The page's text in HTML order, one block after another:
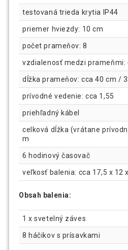
testovaná trieda krytia IP44
priemer hviezdy: 10 cm
počet prameňov: 8
vzdialenosť medzi prameňmi:
dĺžka prameňov: cca 40 cm /
prívodné vedenie: cca 1,55
priehľadný kábel
celková dĺžka (vrátane
m
6 hodinový časovač
veľkosť balenia: cca 17,5 x 12
Obsah balenia:
1 x svetelný záves
8 háčikov s prísavkami